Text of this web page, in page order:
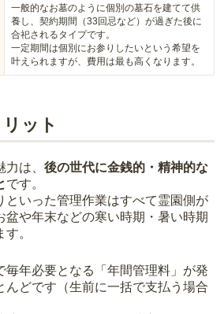
一般的なお墓のように個別の墓石を建てて供
養し、契約期間（33回忌など）が過ぎた後に
合祀されるタイプです。
一定期間は個別にお参りしたいという希望を
叶えられますが、費用は最も高くなります。
ット
は、 後の世代に金銭的・精神的な
です。
といった管理作業はすべて霊園側が
盆や年末などの寒い時期・暑い時期
。
毎年必要となる「年間管理料」が発
んどです（生前に一括で支払う場合